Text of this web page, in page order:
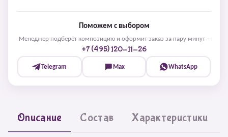
Поможем с выбором
Менеджер подберёт композицию и оформит заказ за пару минут –
+7 (495) 120-11-26
Telegram Max WhatsApp
Описание Состав Характеристики